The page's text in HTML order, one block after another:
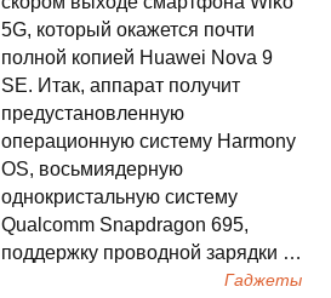
5G, который окажется почти
полной копией Huawei Nova 9
SE. Итак, аппарат получит
предустановленную
операционную систему Harmony
OS, восьмиядерную
однокристальную систему
Qualcomm Snapdragon 695,
поддержку проводной зарядки …
Гаджеты